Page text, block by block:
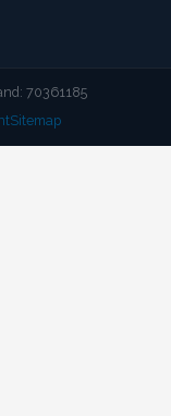
70361185
Sitemap